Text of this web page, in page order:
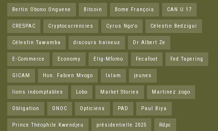
Bertin Obono Onguene Bitcoin Bome François CAN U 17
CRESPAC Cryptocurrencies Cyrus Ngo'o Célestin Bedzigui
Célestin Tawamba discours haineux Dr Albert Ze
E-Commerce Economy Elig-Mfomo Fecafoot Fed Tapering
GICAM Hon. Fabien Mvogo Islam jeunes
lions indomptables Lobo Market Stories Martinez zogo
Obligation ONOC Opticiens PAD Paul Biya
Prince Théophile Kwendjeu présidentielle 2025 Rdpc